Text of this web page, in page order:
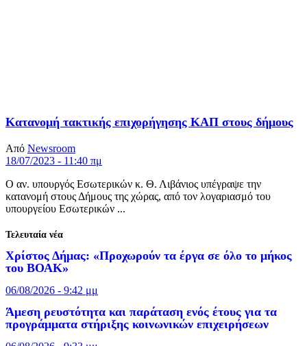
Κατανομή τακτικής επιχορήγησης ΚΑΠ στους δήμους
Από Newsroom
18/07/2023 - 11:40 πμ
Ο αν. υπουργός Εσωτερικών κ. Θ. Λιβάνιος υπέγραψε την
κατανομή στους Δήμους της χώρας, από τον λογαριασμό του
υπουργείου Εσωτερικών ...
Τελευταία νέα
Χρίστος Δήμας: «Προχωρούν τα έργα σε όλο το μήκος
του ΒΟΑΚ»
06/08/2026 - 9:42 μμ
Άμεση ρευστότητα και παράταση ενός έτους για τα
προγράμματα στήριξης κοινωνικών επιχειρήσεων